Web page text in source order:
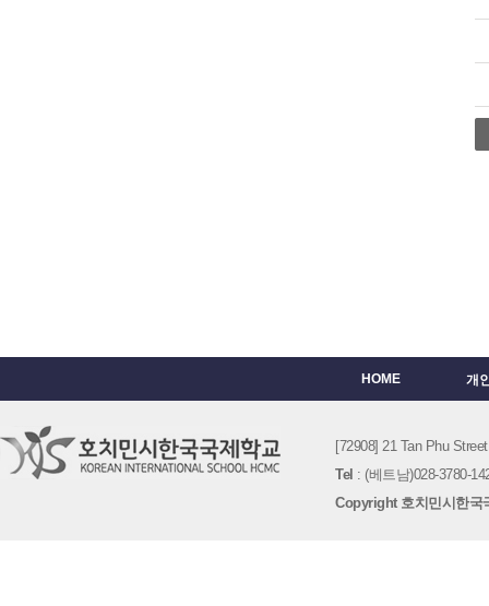
HOME 개
[72908] 21 Tan Phu
Tel : (베트남)028-3780-
Copyright 호치민시한국